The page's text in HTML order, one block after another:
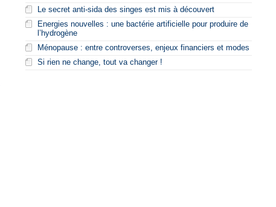
Le secret anti-sida des singes est mis à découvert
Energies nouvelles : une bactérie artificielle pour produire de
l’hydrogène
Ménopause : entre controverses, enjeux financiers et modes
Si rien ne change, tout va changer !